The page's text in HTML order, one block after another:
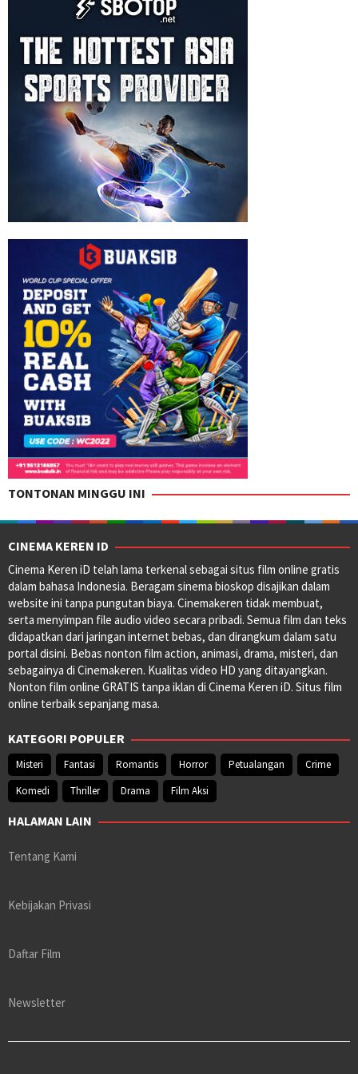
TONTONAN MINGGU INI
CINEMA KEREN ID
Cinema Keren iD telah lama terkenal sebagai situs film online gratis
dalam bahasa Indonesia. Beragam sinema bioskop disajikan dalam
website ini tanpa pungutan biaya. Cinemakeren tidak membuat,
serta menyimpan file audio video secara pribadi. Semua film dan teks
didapatkan dari jaringan internet bebas, dan dirangkum dalam satu
portal disini. Bebas nonton film action, animasi, drama, misteri, dan
sebagainya di Cinemakeren. Kualitas video HD yang ditayangkan.
Nonton film online GRATIS tanpa iklan di Cinema Keren iD. Situs film
online terbaik sepanjang masa.
KATEGORI POPULER
Misteri Fantasi Romantis Horror Petualangan
Crime
Komedi
Thriller Drama Film Aksi
HALAMAN LAIN
Tentang Kami
Kebijakan Privasi
Daftar Film
Newsletter